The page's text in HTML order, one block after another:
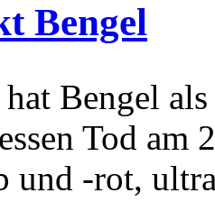
Bengel
Bengel
Tod am
und -rot,